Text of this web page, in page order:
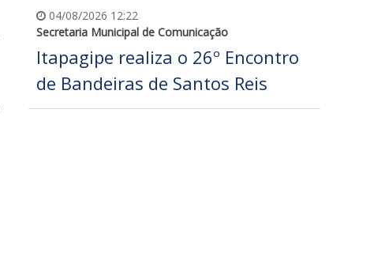
04/08/2026 12:22
Secretaria Municipal de Comunicação
Itapagipe realiza o 26º Encontro
de Bandeiras de Santos Reis